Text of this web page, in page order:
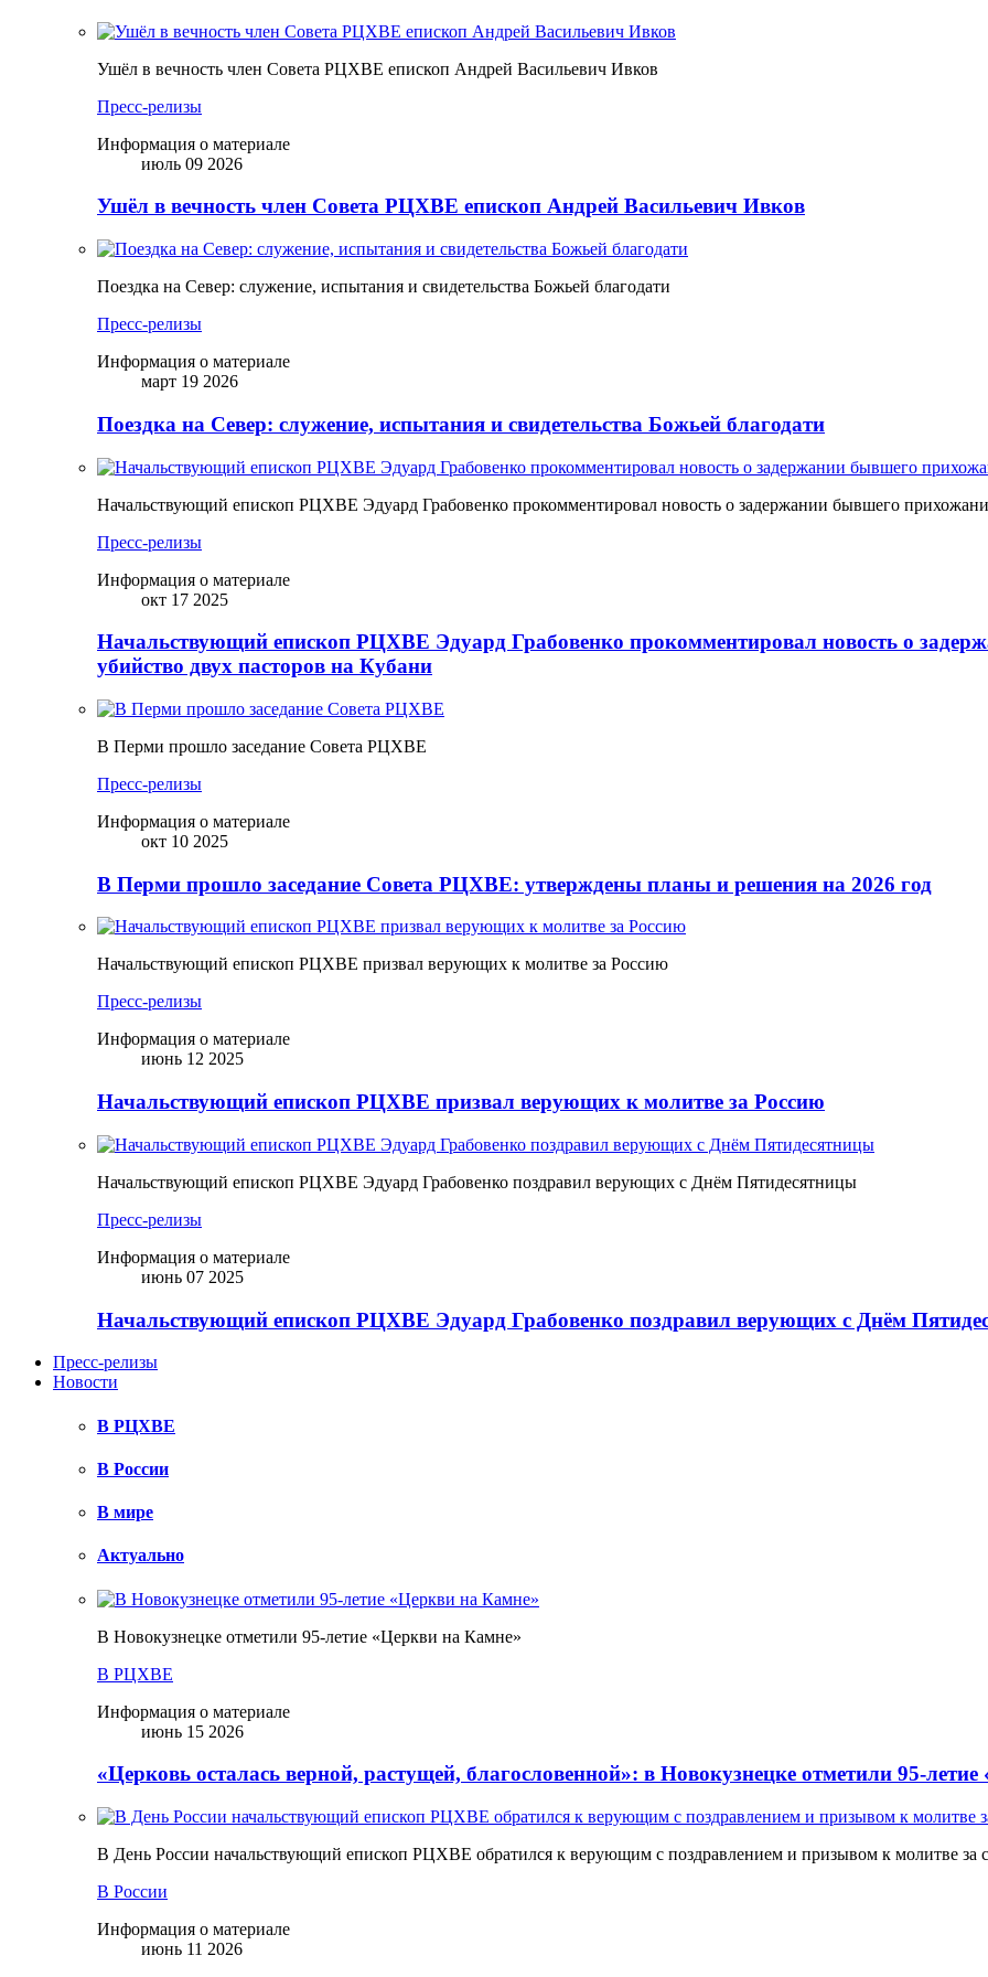
Ушёл в вечность член Совета РЦХВЕ епископ Андрей Васильевич Ивков
Пресс-релизы
Информация о материале
июль 09 2026
Ушёл в вечность член Совета РЦХВЕ епископ Андрей Васильевич Ивков
Поездка на Север: служение, испытания и свидетельства Божьей благодати
Пресс-релизы
Информация о материале
март 19 2026
Поездка на Север: служение, испытания и свидетельства Божьей благодати
Начальствующий епископ РЦХВЕ Эдуард Грабовенко прокомментировал новость о задержании бывшего
Пресс-релизы
Информация о материале
окт 17 2025
Начальствующий епископ РЦХВЕ Эдуард Грабовенко прокомментировал новость о
убийство двух пасторов на Кубани
В Перми прошло заседание Совета РЦХВЕ
Пресс-релизы
Информация о материале
окт 10 2025
В Перми прошло заседание Совета РЦХВЕ: утверждены планы и решения на 2026 год
Начальствующий епископ РЦХВЕ призвал верующих к молитве за Россию
Пресс-релизы
Информация о материале
июнь 12 2025
Начальствующий епископ РЦХВЕ призвал верующих к молитве за Россию
Начальствующий епископ РЦХВЕ Эдуард Грабовенко поздравил верующих с Днём Пятидесятницы
Пресс-релизы
Информация о материале
июнь 07 2025
Начальствующий епископ РЦХВЕ Эдуард Грабовенко поздравил верующих с Днём
Пресс-релизы
Новости
В РЦХВЕ
В России
В мире
Актуально
В Новокузнецке отметили 95-летие «Церкви на Камне»
В РЦХВЕ
Информация о материале
июнь 15 2026
«Церковь осталась верной, растущей, благословенной»: в Новокузнецке отметили 95-
В День России начальствующий епископ РЦХВЕ обратился к верующим с поздравлением и призывом к молитве за
В России
Информация о материале
июнь 11 2026